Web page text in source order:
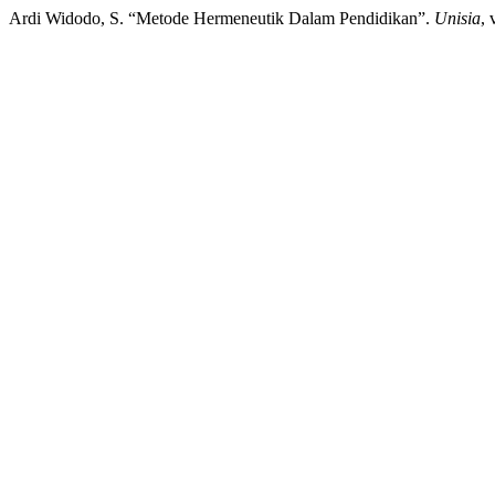
Ardi Widodo, S. “Metode Hermeneutik Dalam Pendidikan”. Unisia,